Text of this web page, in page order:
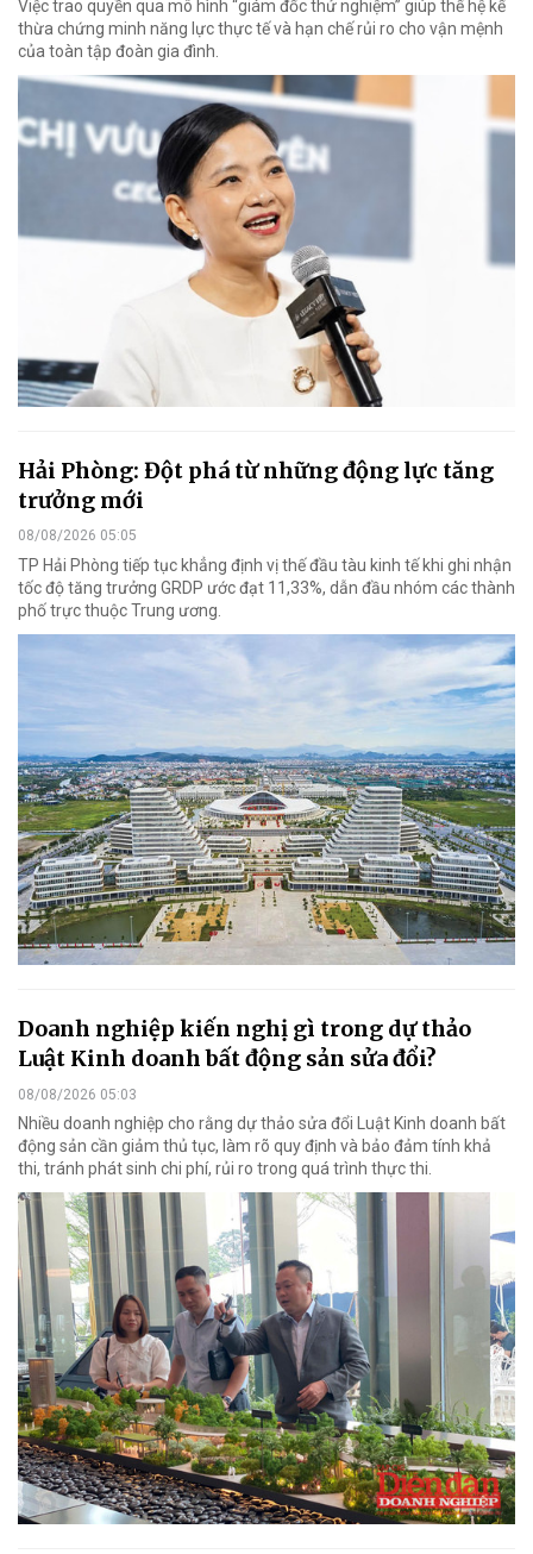
Việc trao quyền qua mô hình “giám đốc thử nghiệm” giúp thế hệ kế
thừa chứng minh năng lực thực tế và hạn chế rủi ro cho vận mệnh
của toàn tập đoàn gia đình.
Hải Phòng: Đột phá từ những động lực tăng
trưởng mới
08/08/2026 05:05
TP Hải Phòng tiếp tục khẳng định vị thế đầu tàu kinh tế khi ghi nhận
tốc độ tăng trưởng GRDP ước đạt 11,33%, dẫn đầu nhóm các thành
phố trực thuộc Trung ương.
Doanh nghiệp kiến nghị gì trong dự thảo
Luật Kinh doanh bất động sản sửa đổi?
08/08/2026 05:03
Nhiều doanh nghiệp cho rằng dự thảo sửa đổi Luật Kinh doanh bất
động sản cần giảm thủ tục, làm rõ quy định và bảo đảm tính khả
thi, tránh phát sinh chi phí, rủi ro trong quá trình thực thi.